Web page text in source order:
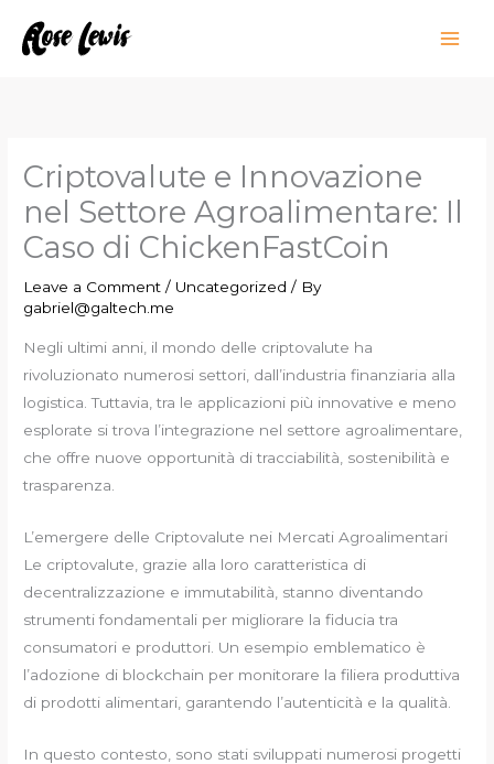
Criptovalute e Innovazione
nel Settore Agroalimentare: Il
Caso di ChickenFastCoin
Leave a Comment / Uncategorized / By
gabriel@galtech.me
Negli ultimi anni, il mondo delle criptovalute ha
rivoluzionato numerosi settori, dall’industria finanziaria alla
logistica. Tuttavia, tra le applicazioni più innovative e meno
esplorate si trova l’integrazione nel settore agroalimentare,
che offre nuove opportunità di tracciabilità, sostenibilità e
trasparenza.
L’emergere delle Criptovalute nei Mercati Agroalimentari
Le criptovalute, grazie alla loro caratteristica di
decentralizzazione e immutabilità, stanno diventando
strumenti fondamentali per migliorare la fiducia tra
consumatori e produttori. Un esempio emblematico è
l’adozione di blockchain per monitorare la filiera produttiva
di prodotti alimentari, garantendo l’autenticità e la qualità.
In questo contesto, sono stati sviluppati numerosi progetti